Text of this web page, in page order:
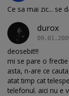
Ce sa mai zic... se
durox
deosebit!!!
mi se pare o
asta, n-are ce
atat timp cat
telefonul. aici nu e